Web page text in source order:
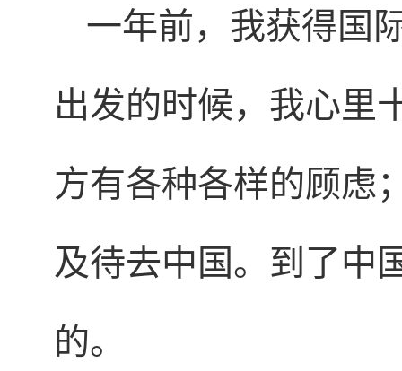
一年前，我获得国
出发的时候，我心里
方有各种各样的顾虑
及待去中国。到了中
的。